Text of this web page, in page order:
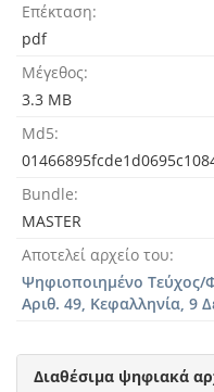
Επέκταση
pdf
Μέγεθος
3.3 MB
Md5
Bundle
MASTER
Αποτελεί αρχείο του
Ψηφιοποιημένο Τεύχος/
Αριθ. 49, Κεφαλληνία, 9
Διαθέσιμα ψηφιακά